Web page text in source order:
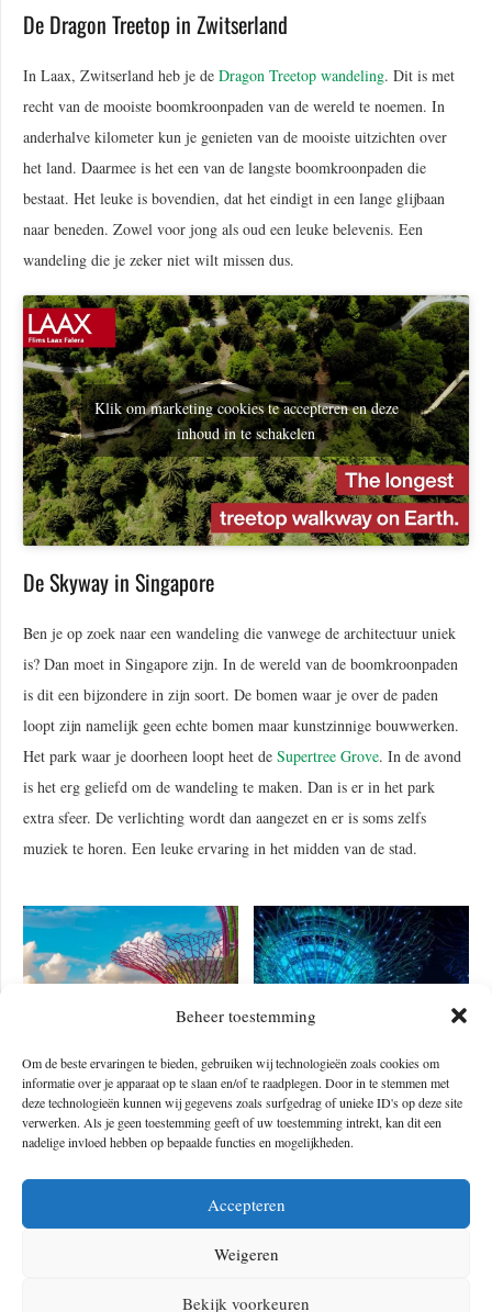
Beheer toestemming
Om de beste ervaringen te bieden, gebruiken wij technologieën zoals cookies om
informatie over je apparaat op te slaan en/of te raadplegen. Door in te stemmen met
deze technologieën kunnen wij gegevens zoals surfgedrag of unieke ID's op deze site
verwerken. Als je geen toestemming geeft of uw toestemming intrekt, kan dit een
nadelige invloed hebben op bepaalde functies en mogelijkheden.
Accepteren
Weigeren
Bekijk voorkeuren
De Dragon Treetop in Zwitserland
In Laax, Zwitserland heb je de Dragon Treetop wandeling. Dit is met
recht van de mooiste boomkroonpaden van de wereld te noemen. In
anderhalve kilometer kun je genieten van de mooiste uitzichten over
het land. Daarmee is het een van de langste boomkroonpaden die
bestaat. Het leuke is bovendien, dat het eindigt in een lange glijbaan
naar beneden. Zowel voor jong als oud een leuke belevenis. Een
wandeling die je zeker niet wilt missen dus.
Klik om marketing cookies te accepteren en deze
inhoud in te schakelen
De Skyway in Singapore
Ben je op zoek naar een wandeling die vanwege de architectuur uniek
is? Dan moet in Singapore zijn. In de wereld van de boomkroonpaden
is dit een bijzondere in zijn soort. De bomen waar je over de paden
loopt zijn namelijk geen echte bomen maar kunstzinnige bouwwerken.
Het park waar je doorheen loopt heet de Supertree Grove. In de avond
is het erg geliefd om de wandeling te maken. Dan is er in het park
extra sfeer. De verlichting wordt dan aangezet en er is soms zelfs
muziek te horen. Een leuke ervaring in het midden van de stad.
Photo by Douglas Sanchez on
Anakeesta in de Verenigde Staten